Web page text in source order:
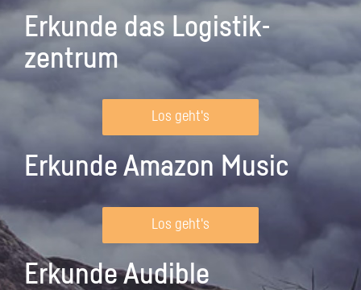
Erkunde das Logistik­
zentrum
Los geht's
Erkunde Amazon Music
Los geht's
Erkunde Audible